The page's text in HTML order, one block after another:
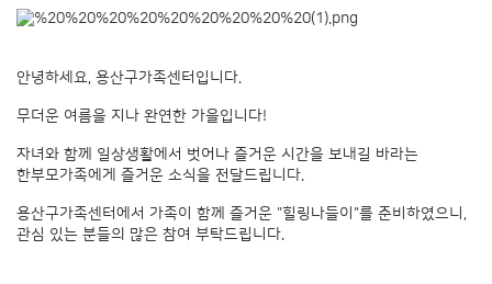
안녕하세요, 용산구가족센터입니다.
무더운 여름을 지나 완연한 가을입니다!
자녀와 함께 일상생활에서 벗어나 즐거운 시간을 보내길 바라는
한부모가족에게 즐거운 소식을 전달드립니다.
용산구가족센터에서 가족이 함께 즐거운 "힐링나들이"를 준비하였으니,
관심 있는 분들의 많은 참여 부탁드립니다.